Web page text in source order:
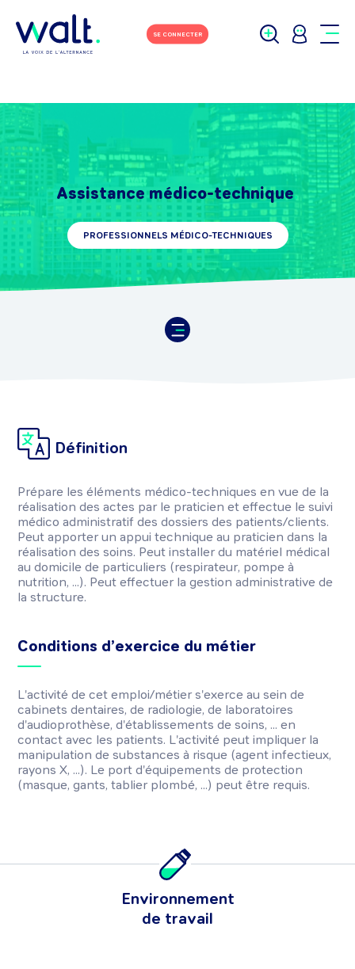
SE CONNECTER
Assistance médico-technique
PROFESSIONNELS MÉDICO-TECHNIQUES
Définition
Prépare les éléments médico-techniques en vue de la
réalisation des actes par le praticien et effectue le suivi
médico administratif des dossiers des patients/clients.
Peut apporter un appui technique au praticien dans la
réalisation des soins. Peut installer du matériel médical
au domicile de particuliers (respirateur, pompe à
nutrition, ...). Peut effectuer la gestion administrative de
la structure.
Conditions d’exercice du métier
L'activité de cet emploi/métier s'exerce au sein de
cabinets dentaires, de radiologie, de laboratoires
d'audioprothèse, d'établissements de soins, ... en
contact avec les patients. L'activité peut impliquer la
manipulation de substances à risque (agent infectieux,
rayons X, ...). Le port d'équipements de protection
(masque, gants, tablier plombé, ...) peut être requis.
Environnement
de travail